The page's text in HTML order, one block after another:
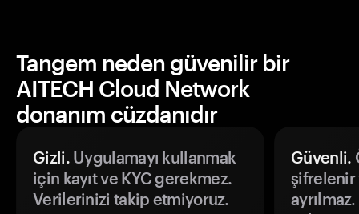
Tangem neden güvenilir bir
AITECH Cloud Network
donanım cüzdanıdır
Gizli.Uygulamayı kullanmak
için kayıt ve KYC gerekmez.
Verilerinizi takip etmiyoruz.
Güvenli.
şifrelenir